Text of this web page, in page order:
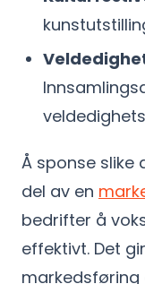
Å sponse
del av en
bedrifter å
effektivt. Det
markedsføring